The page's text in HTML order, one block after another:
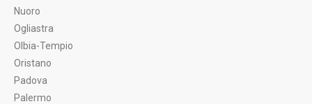
Nuoro
Ogliastra
Olbia-Tempio
Oristano
Padova
Palermo